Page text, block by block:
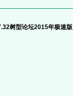
树型论坛2015年极速版